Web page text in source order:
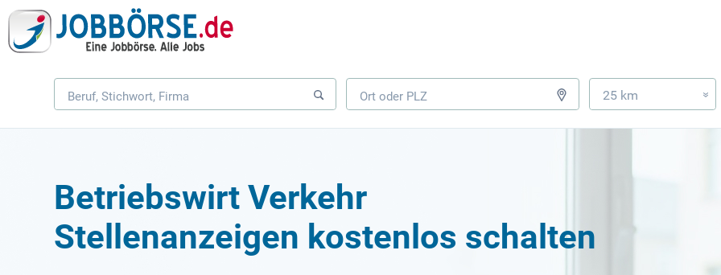
25 km »
Betriebswirt Verkehr
Stellenanzeigen kostenlos schalten